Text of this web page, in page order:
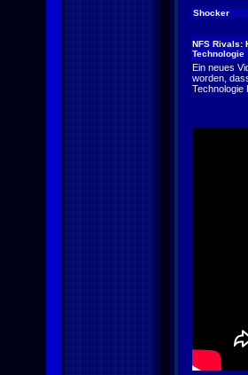
Shocker
NFS Rivals:
Technologie
Ein neues
worden,
Technologie